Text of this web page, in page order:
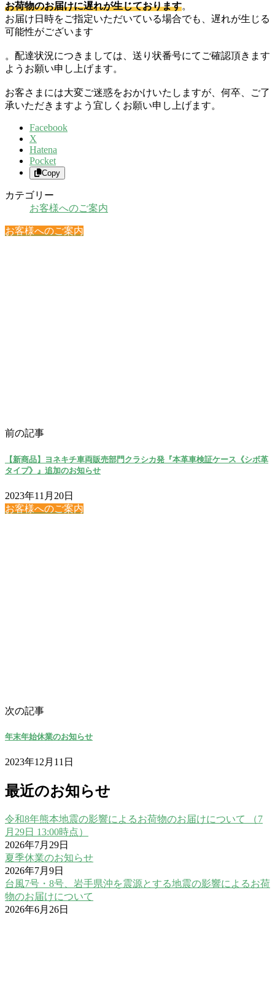
お荷物のお届けに遅れが生じております。
お届け日時をご指定いただいている場合でも、遅れが生じる
可能性がございます
。配達状況につきましては、送り状番号にてご確認頂きます
ようお願い申し上げます。
お客さまには大変ご迷惑をおかけいたしますが、何卒、ご了
承いただきますよう宜しくお願い申し上げます。
Facebook
X
Hatena
Pocket
Copy
カテゴリー
お客様へのご案内
お客様へのご案内
前の記事
【新商品】ヨネキチ車両販売部門クラシカ発『本革車検証ケース《シボ革
タイプ》』追加のお知らせ
2023年11月20日
お客様へのご案内
次の記事
年末年始休業のお知らせ
2023年12月11日
最近のお知らせ
令和8年熊本地震の影響によるお荷物のお届けについて （7
月29日 13:00時点）
2026年7月29日
夏季休業のお知らせ
2026年7月9日
台風7号・8号、岩手県沖を震源とする地震の影響によるお荷
物のお届けについて
2026年6月26日